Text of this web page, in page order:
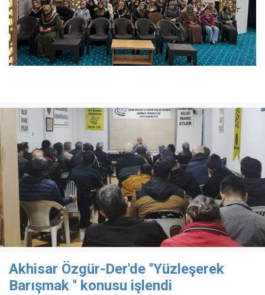
Akhisar Özgür-Der'de ''Yüzleşerek
Barışmak '' konusu işlendi